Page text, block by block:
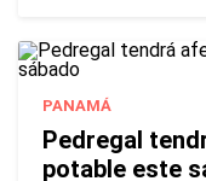
PANAMÁ
Pedregal
potable este